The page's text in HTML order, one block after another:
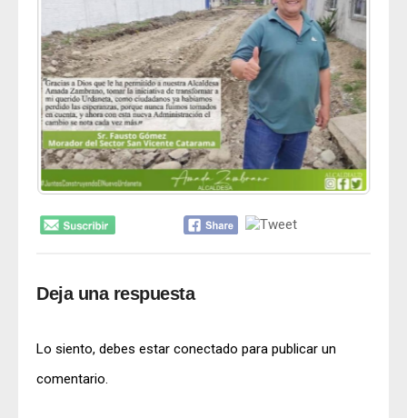
Deja una respuesta
Lo siento, debes estar conectado para publicar un
comentario.